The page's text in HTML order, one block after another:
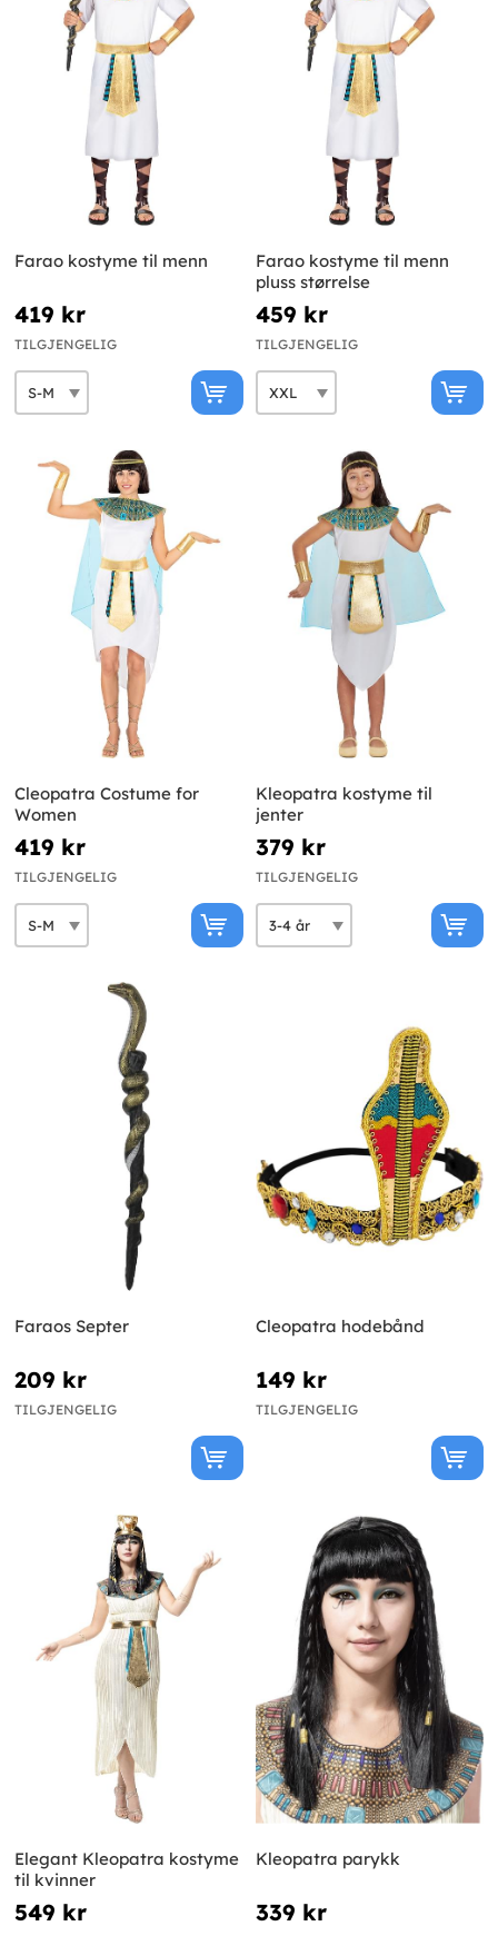
Farao kostyme til menn
419 kr
TILGJENGELIG
Farao kostyme til menn
pluss størrelse
459 kr
TILGJENGELIG
Cleopatra Costume for
Women
419 kr
TILGJENGELIG
Kleopatra kostyme til
jenter
379 kr
TILGJENGELIG
Faraos Septer
209 kr
TILGJENGELIG
Cleopatra hodebånd
149 kr
TILGJENGELIG
Elegant Kleopatra kostyme
til kvinner
549 kr
Kleopatra parykk
339 kr